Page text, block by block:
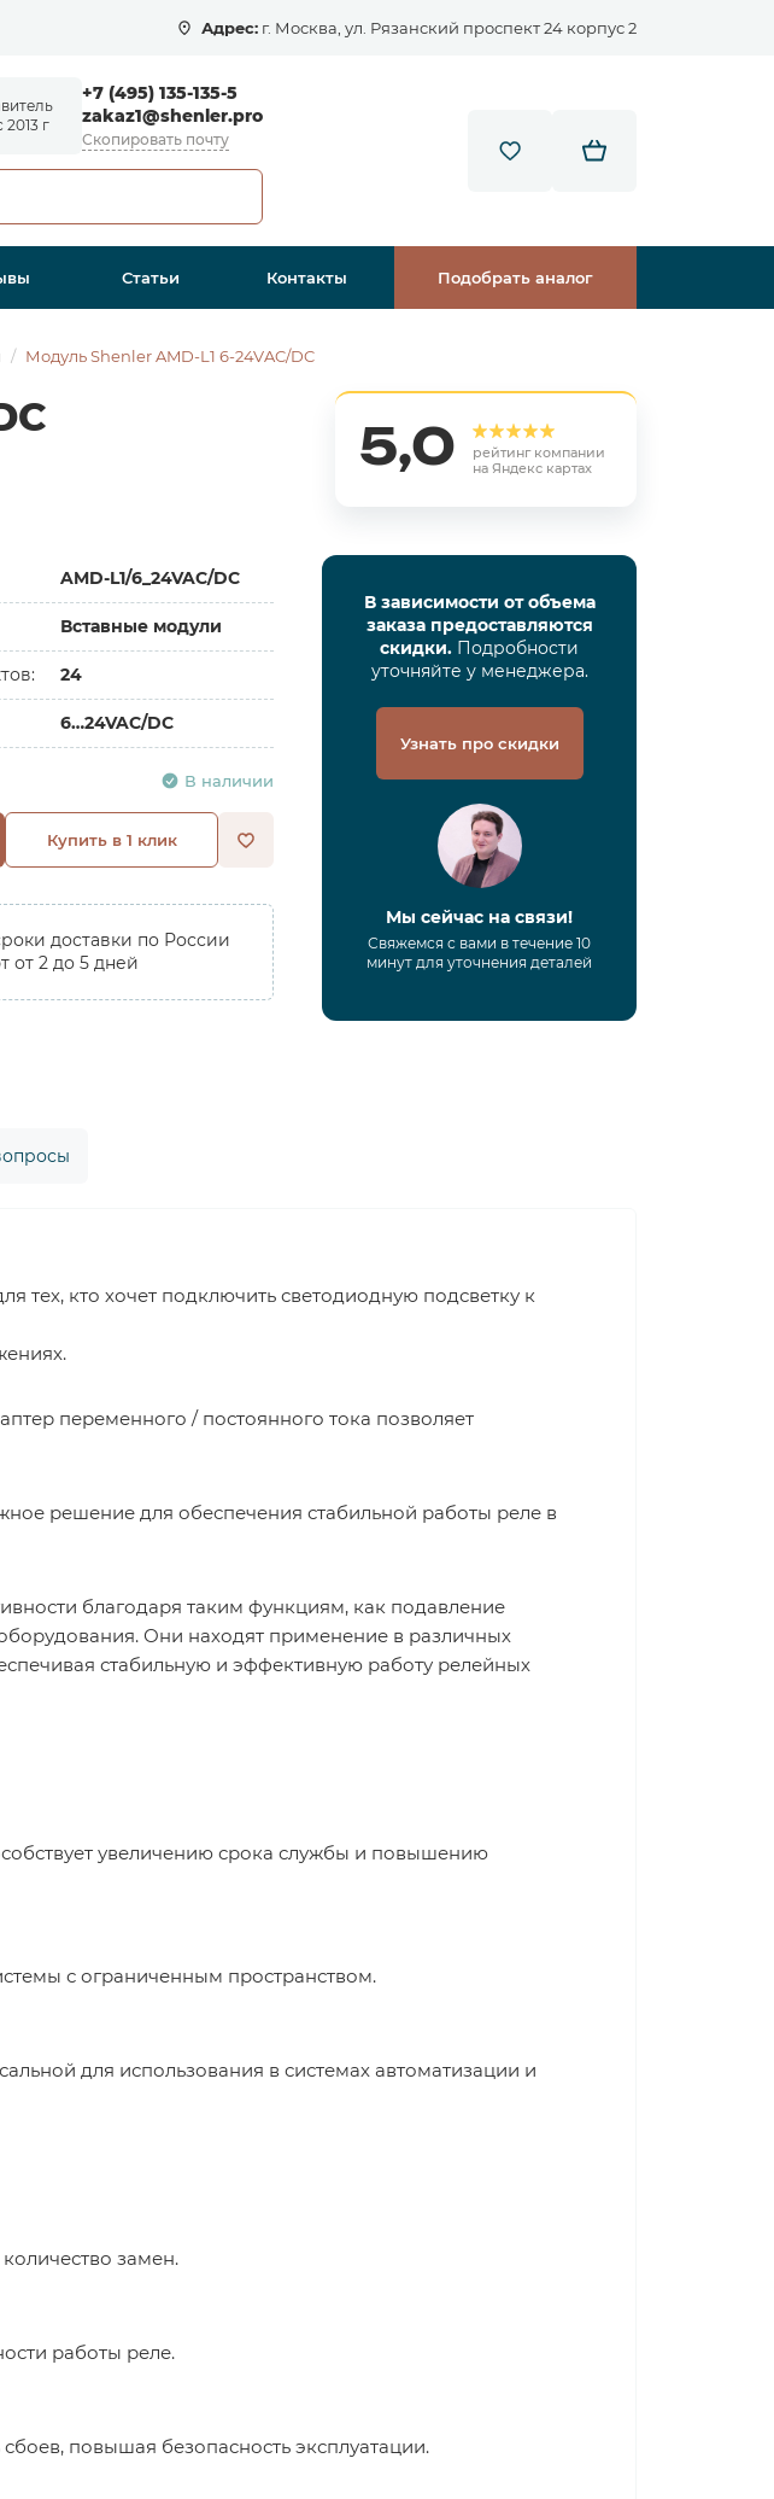
Адрес: г. Москва, ул. Рязанский проспект 24 корпус 2
2013 г
+7 (495) 135-135-5
zakaz1@shenler.pro
Скопировать почту
Статьи Контакты Подобрать аналог
Модуль Shenler AMD-L1 6-24VAC/DC
5,0
рейтинг компании
на Яндекс картах
AMD-L1/6_24VAC/DC
Вставные модули
24
6…24VAC/DC
В наличии
Купить в 1 клик
доставки по России
от 2 до 5 дней
В зависимости от объема
заказа предоставляются
скидки. Подробности
уточняйте у менеджера.
Узнать про скидки
Мы сейчас на связи!
Свяжемся с вами в течение 10
минут для уточнения деталей
кто хочет подключить светодиодную подсветку к
переменного / постоянного тока позволяет
решение для обеспечения стабильной работы реле в
благодаря таким функциям, как подавление
Они находят применение в различных
стабильную и эффективную работу релейных
увеличению срока службы и повышению
с ограниченным пространством.
для использования в системах автоматизации и
замен.
работы реле.
повышая безопасность эксплуатации.